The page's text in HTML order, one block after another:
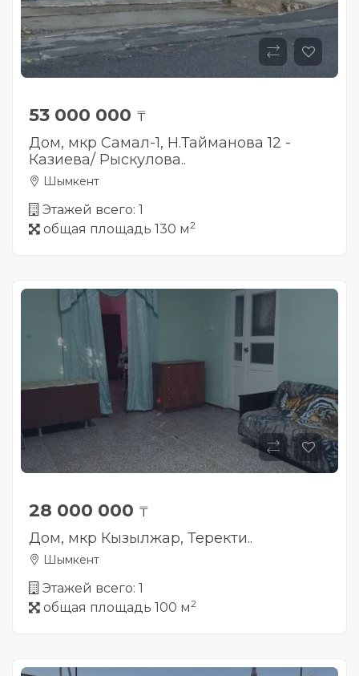
53 000 000 ₸
Дом, мкр Самал-1, Н.Тайманова 12 -
Казиева/ Рыскулова..
Шымкент
Этажей всего: 1
общая площадь 130 м2
28 000 000 ₸
Дом, мкр Кызылжар, Теректи..
Шымкент
Этажей всего: 1
общая площадь 100 м2